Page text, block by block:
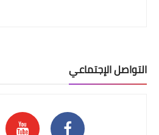
التواصل الإجتماعي